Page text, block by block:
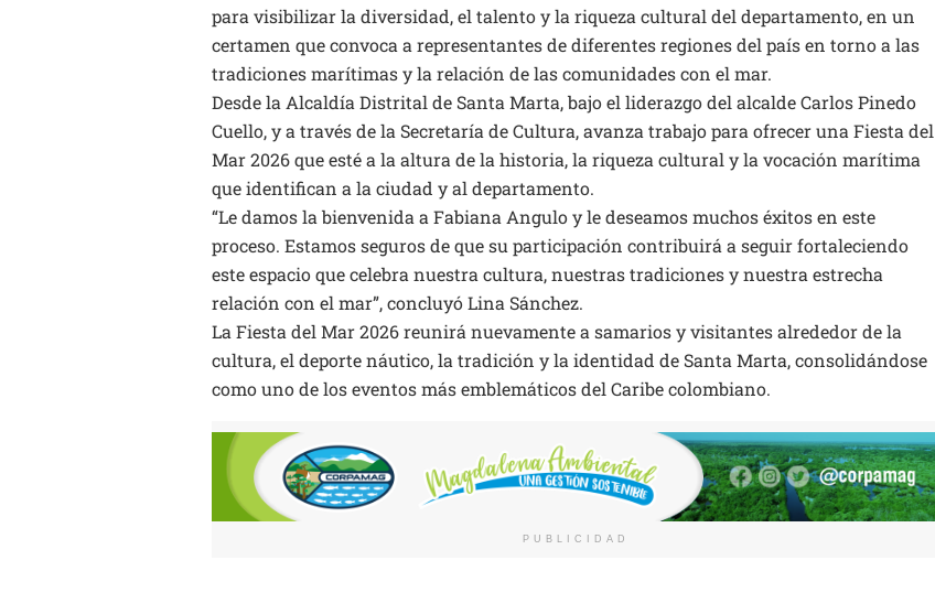
para visibilizar la diversidad, el talento y la riqueza cultural del departamento, en un
certamen que convoca a representantes de diferentes regiones del país en torno a las
tradiciones marítimas y la relación de las comunidades con el mar.
Desde la Alcaldía Distrital de Santa Marta, bajo el liderazgo del alcalde Carlos Pinedo
Cuello, y a través de la Secretaría de Cultura, avanza trabajo para ofrecer una Fiesta del
Mar 2026 que esté a la altura de la historia, la riqueza cultural y la vocación marítima
que identifican a la ciudad y al departamento.
“Le damos la bienvenida a Fabiana Angulo y le deseamos muchos éxitos en este
proceso. Estamos seguros de que su participación contribuirá a seguir fortaleciendo
este espacio que celebra nuestra cultura, nuestras tradiciones y nuestra estrecha
relación con el mar”, concluyó Lina Sánchez.
La Fiesta del Mar 2026 reunirá nuevamente a samarios y visitantes alrededor de la
cultura, el deporte náutico, la tradición y la identidad de Santa Marta, consolidándose
como uno de los eventos más emblemáticos del Caribe colombiano.
PUBLICIDAD